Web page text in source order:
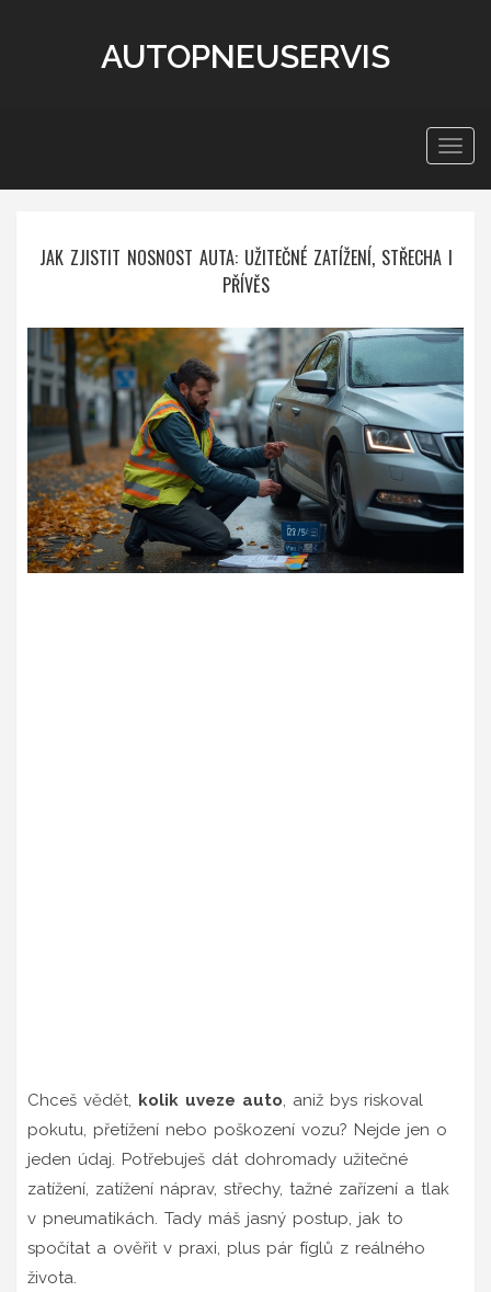
AUTOPNEUSERVIS
JAK ZJISTIT NOSNOST AUTA: UŽITEČNÉ ZATÍŽENÍ, STŘECHA I
PŘÍVĚS
Chceš vědět, kolik uveze auto, aniž bys riskoval
pokutu, přetížení nebo poškození vozu? Nejde jen o
jeden údaj. Potřebuješ dát dohromady užitečné
zatížení, zatížení náprav, střechy, tažné zařízení a tlak
v pneumatikách. Tady máš jasný postup, jak to
spočítat a ověřit v praxi, plus pár fíglů z reálného
života.